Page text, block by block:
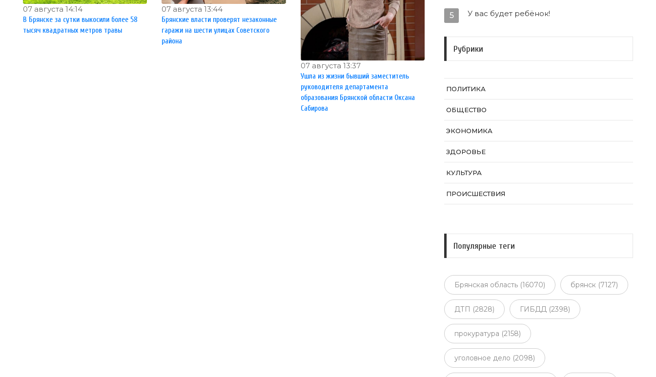
07 августа 14:14
В Брянске за сутки выкосили более 58
тысяч квадратных метров травы
07 августа 13:44
Брянские власти проверят незаконные
гаражи на шести улицах Советского
района
07 августа 13:37
Ушла из жизни бывший заместитель
руководителя департамента
образования Брянской области Оксана
Сабирова
5 У вас будет ребёнок!
Рубрики
ПОЛИТИКА
ОБЩЕСТВО
ЭКОНОМИКА
ЗДОРОВЬЕ
КУЛЬТУРА
ПРОИСШЕСТВИЯ
Популярные теги
Брянская область (16070) брянск (7127)
ДТП (2828) ГИБДД (2398)
прокуратура (2158)
уголовное дело (2098)